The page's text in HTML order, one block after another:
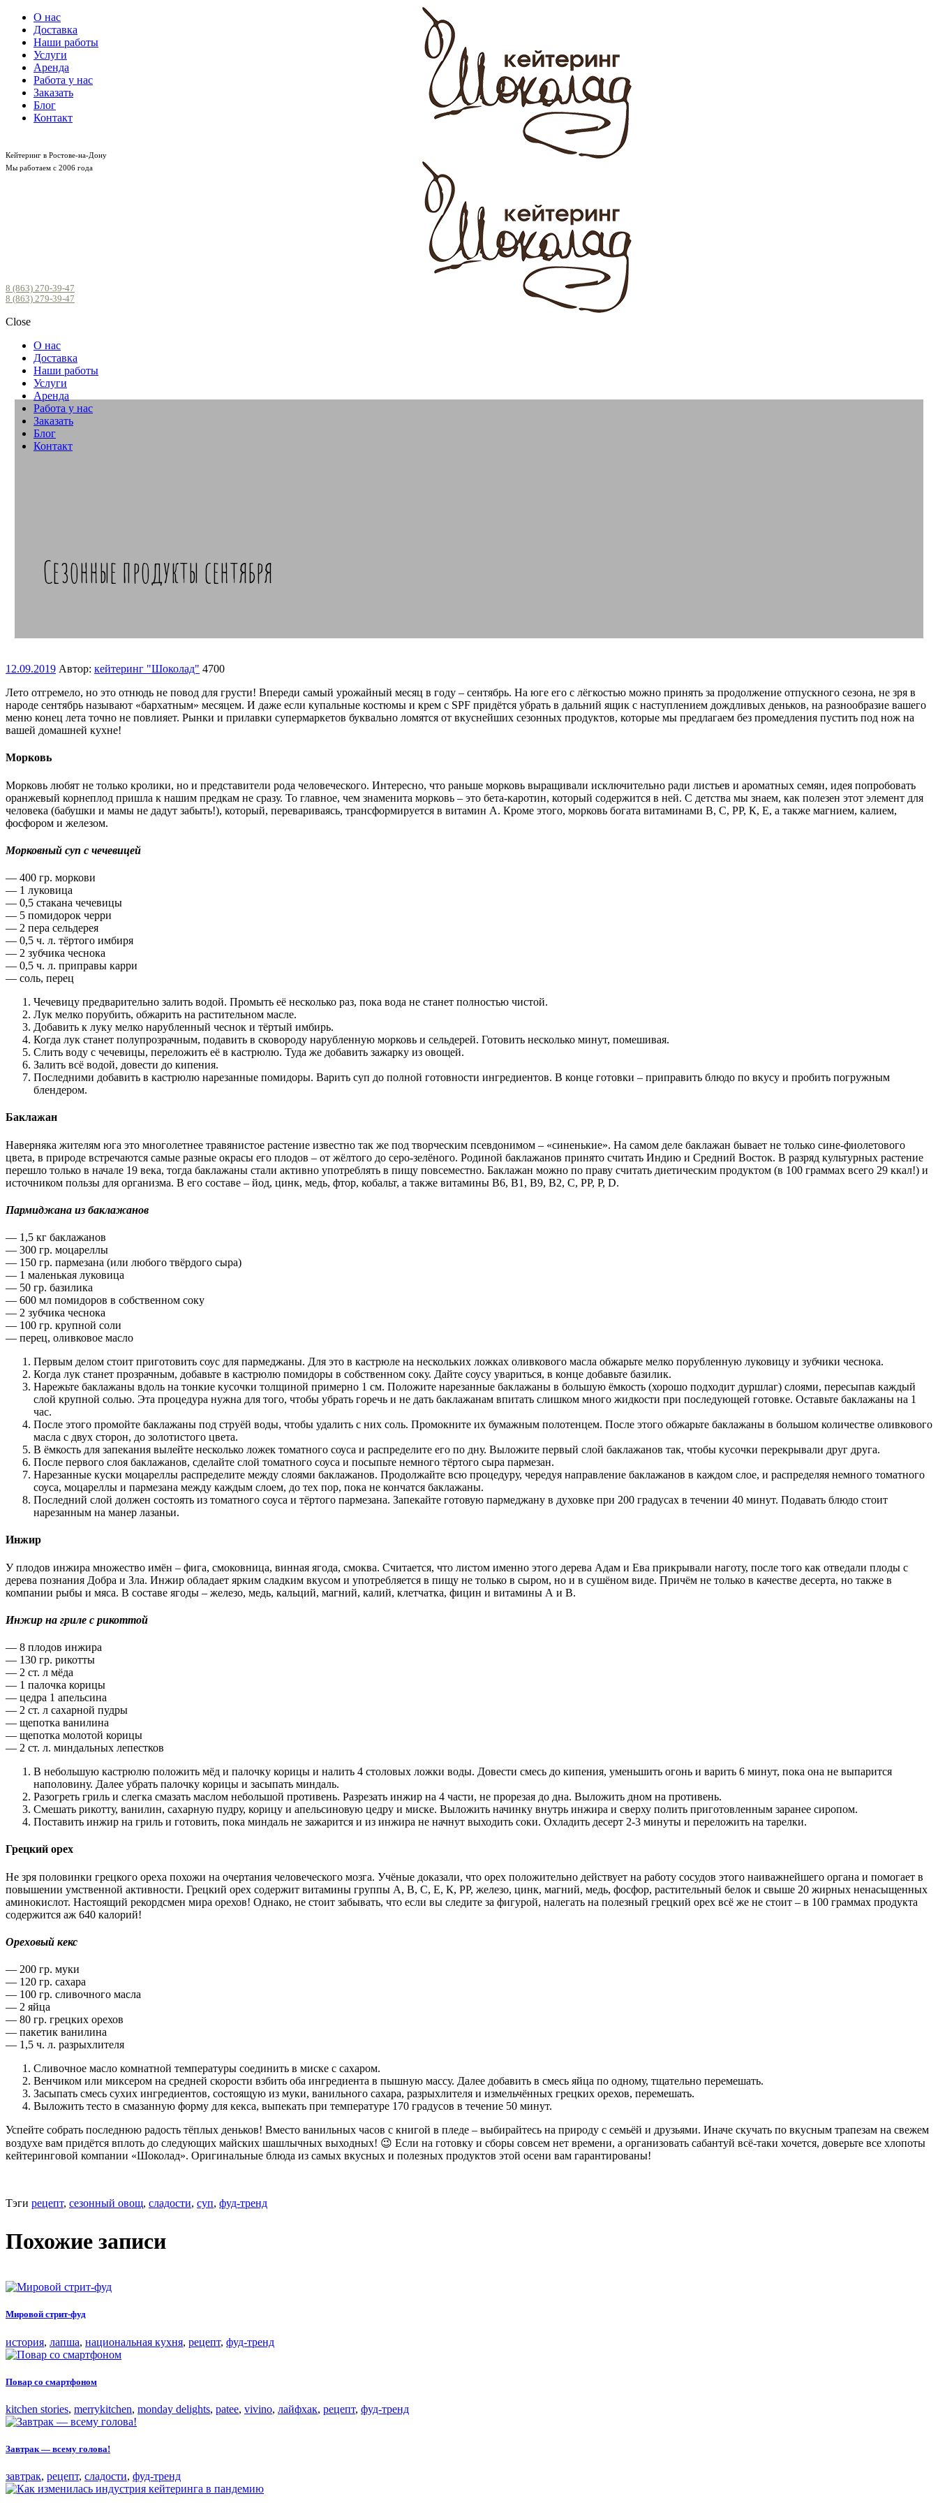
О нас
Доставка
Наши работы
Услуги
Аренда
Работа у нас
Заказать
Блог
Контакт
Кейтеринг в Ростове-на-Дону
Мы работаем с 2006 года
8 (863) 270-39-47
8 (863) 279-39-47
Close
О нас
Доставка
Наши работы
Услуги
Аренда
Работа у нас
Заказать
Блог
Контакт
Сезонные продукты сентября
12.09.2019 Автор: кейтеринг "Шоколад" 4700
Лето отгремело, но это отнюдь не повод для грусти! Впереди самый урожайный месяц в году – сентябрь. На юге его с лёгкостью можно принять за продолжение отпускного сезона, не зря в
народе сентябрь называют «бархатным» месяцем. И даже если купальные костюмы и крем с SPF придётся убрать в дальний ящик с наступлением дождливых деньков, на разнообразие вашего
меню конец лета точно не повлияет. Рынки и прилавки супермаркетов буквально ломятся от вкуснейших сезонных продуктов, которые мы предлагаем без промедления пустить под нож на
вашей домашней кухне!
Морковь
Морковь любят не только кролики, но и представители рода человеческого. Интересно, что раньше морковь выращивали исключительно ради листьев и ароматных семян, идея попробовать
оранжевый корнеплод пришла к нашим предкам не сразу. То главное, чем знаменита морковь – это бета-каротин, который содержится в ней. С детства мы знаем, как полезен этот элемент для
человека (бабушки и мамы не дадут забыть!), который, перевариваясь, трансформируется в витамин А. Кроме этого, морковь богата витаминами В, С, РР, К, Е, а также магнием, калием,
фосфором и железом.
Морковный суп с чечевицей
— 400 гр. моркови
— 1 луковица
— 0,5 стакана чечевицы
— 5 помидорок черри
— 2 пера сельдерея
— 0,5 ч. л. тёртого имбиря
— 2 зубчика чеснока
— 0,5 ч. л. приправы карри
— соль, перец
Чечевицу предварительно залить водой. Промыть её несколько раз, пока вода не станет полностью чистой.
Лук мелко порубить, обжарить на растительном масле.
Добавить к луку мелко нарубленный чеснок и тёртый имбирь.
Когда лук станет полупрозрачным, подавить в сковороду нарубленную морковь и сельдерей. Готовить несколько минут, помешивая.
Слить воду с чечевицы, переложить её в кастрюлю. Туда же добавить зажарку из овощей.
Залить всё водой, довести до кипения.
Последними добавить в кастрюлю нарезанные помидоры. Варить суп до полной готовности ингредиентов. В конце готовки – приправить блюдо по вкусу и пробить погружным
блендером.
Баклажан
Наверняка жителям юга это многолетнее травянистое растение известно так же под творческим псевдонимом – «синенькие». На самом деле баклажан бывает не только сине-фиолетового
цвета, в природе встречаются самые разные окрасы его плодов – от жёлтого до серо-зелёного. Родиной баклажанов принято считать Индию и Средний Восток. В разряд культурных растение
перешло только в начале 19 века, тогда баклажаны стали активно употреблять в пищу повсеместно. Баклажан можно по праву считать диетическим продуктом (в 100 граммах всего 29 ккал!) и
источником пользы для организма. В его составе – йод, цинк, медь, фтор, кобальт, а также витамины B6, В1, B9, В2, С, PP, Р, D.
Пармиджана из баклажанов
— 1,5 кг баклажанов
— 300 гр. моцареллы
— 150 гр. пармезана (или любого твёрдого сыра)
— 1 маленькая луковица
— 50 гр. базилика
— 600 мл помидоров в собственном соку
— 2 зубчика чеснока
— 100 гр. крупной соли
— перец, оливковое масло
Первым делом стоит приготовить соус для пармеджаны. Для это в кастрюле на нескольких ложках оливкового масла обжарьте мелко порубленную луковицу и зубчики чеснока.
Когда лук станет прозрачным, добавьте в кастрюлю помидоры в собственном соку. Дайте соусу увариться, в конце добавьте базилик.
Нарежьте баклажаны вдоль на тонкие кусочки толщиной примерно 1 см. Положите нарезанные баклажаны в большую ёмкость (хорошо подходит дуршлаг) слоями, пересыпав каждый
слой крупной солью. Эта процедура нужна для того, чтобы убрать горечь и не дать баклажанам впитать слишком много жидкости при последующей готовке. Оставьте баклажаны на 1
час.
После этого промойте баклажаны под струёй воды, чтобы удалить с них соль. Промокните их бумажным полотенцем. После этого обжарьте баклажаны в большом количестве оливкового
масла с двух сторон, до золотистого цвета.
В ёмкость для запекания вылейте несколько ложек томатного соуса и распределите его по дну. Выложите первый слой баклажанов так, чтобы кусочки перекрывали друг друга.
После первого слоя баклажанов, сделайте слой томатного соуса и посыпьте немного тёртого сыра пармезан.
Нарезанные куски моцареллы распределите между слоями баклажанов. Продолжайте всю процедуру, чередуя направление баклажанов в каждом слое, и распределяя немного томатного
соуса, моцареллы и пармезана между каждым слоем, до тех пор, пока не кончатся баклажаны.
Последний слой должен состоять из томатного соуса и тёртого пармезана. Запекайте готовую пармеджану в духовке при 200 градусах в течении 40 минут. Подавать блюдо стоит
нарезанным на манер лазаньи.
Инжир
У плодов инжира множество имён – фига, смоковница, винная ягода, смоква. Считается, что листом именно этого дерева Адам и Ева прикрывали наготу, после того как отведали плоды с
дерева познания Добра и Зла. Инжир обладает ярким сладким вкусом и употребляется в пищу не только в сыром, но и в сушёном виде. Причём не только в качестве десерта, но также в
компании рыбы и мяса. В составе ягоды – железо, медь, кальций, магний, калий, клетчатка, фицин и витамины А и В.
Инжир на гриле с рикоттой
— 8 плодов инжира
— 130 гр. рикотты
— 2 ст. л мёда
— 1 палочка корицы
— цедра 1 апельсина
— 2 ст. л сахарной пудры
— щепотка ванилина
— щепотка молотой корицы
— 2 ст. л. миндальных лепестков
В небольшую кастрюлю положить мёд и палочку корицы и налить 4 столовых ложки воды. Довести смесь до кипения, уменьшить огонь и варить 6 минут, пока она не выпарится
наполовину. Далее убрать палочку корицы и засыпать миндаль.
Разогреть гриль и слегка смазать маслом небольшой противень. Разрезать инжир на 4 части, не прорезая до дна. Выложить дном на противень.
Смешать рикотту, ванилин, сахарную пудру, корицу и апельсиновую цедру и миске. Выложить начинку внутрь инжира и сверху полить приготовленным заранее сиропом.
Поставить инжир на гриль и готовить, пока миндаль не зажарится и из инжира не начнут выходить соки. Охладить десерт 2-3 минуты и переложить на тарелки.
Грецкий орех
Не зря половинки грецкого ореха похожи на очертания человеческого мозга. Учёные доказали, что орех положительно действует на работу сосудов этого наиважнейшего органа и помогает в
повышении умственной активности. Грецкий орех содержит витамины группы А, В, С, Е, К, РР, железо, цинк, магний, медь, фосфор, растительный белок и свыше 20 жирных ненасыщенных
аминокислот. Настоящий рекордсмен мира орехов! Однако, не стоит забывать, что если вы следите за фигурой, налегать на полезный грецкий орех всё же не стоит – в 100 граммах продукта
содержится аж 640 калорий!
Ореховый кекс
— 200 гр. муки
— 120 гр. сахара
— 100 гр. сливочного масла
— 2 яйца
— 80 гр. грецких орехов
— пакетик ванилина
— 1,5 ч. л. разрыхлителя
Сливочное масло комнатной температуры соединить в миске с сахаром.
Венчиком или миксером на средней скорости взбить оба ингредиента в пышную массу. Далее добавить в смесь яйца по одному, тщательно перемешать.
Засыпать смесь сухих ингредиентов, состоящую из муки, ванильного сахара, разрыхлителя и измельчённых грецких орехов, перемешать.
Выложить тесто в смазанную форму для кекса, выпекать при температуре 170 градусов в течение 50 минут.
Успейте собрать последнюю радость тёплых деньков! Вместо ванильных часов с книгой в пледе – выбирайтесь на природу с семьёй и друзьями. Иначе скучать по вкусным трапезам на свежем
воздухе вам придётся вплоть до следующих майских шашлычных выходных! 😉 Если на готовку и сборы совсем нет времени, а организовать сабантуй всё-таки хочется, доверьте все хлопоты
кейтеринговой компании «Шоколад». Оригинальные блюда из самых вкусных и полезных продуктов этой осени вам гарантированы!
Тэги рецепт, сезонный овощ, сладости, суп, фуд-тренд
Похожие записи
Мировой стрит-фуд
история, лапша, национальная кухня, рецепт, фуд-тренд
Повар со смартфоном
kitchen stories, merrykitchen, monday delights, patee, vivino, лайфхак, рецепт, фуд-тренд
Завтрак — всему голова!
завтрак, рецепт, сладости, фуд-тренд